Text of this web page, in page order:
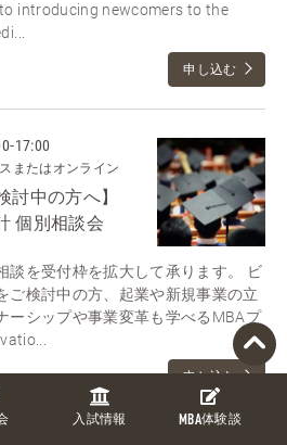
入試情報 MBA体験談
introducing newcomers to the
申し込む
-17:00
またはオンライン
討中の方へ】
個別相談会
談を受付枠を拡大して承ります。 ビ
ご検討中の方、起業や新規事業の立
ーシップや事業変革も学べるMBAプ
申し込む